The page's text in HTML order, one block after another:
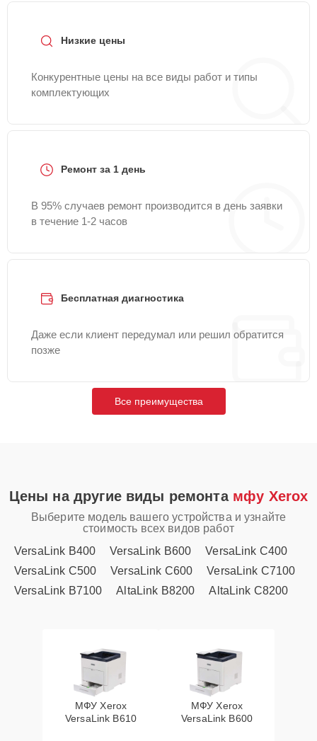
Низкие цены
Конкурентные цены на все виды работ и типы
комплектующих
Ремонт за 1 день
В 95% случаев ремонт производится в день заявки
в течение 1-2 часов
Бесплатная диагностика
Даже если клиент передумал или решил обратится
позже
Все преимущества
Цены на другие виды ремонта мфу Xerox
Выберите модель вашего устройства и узнайте
стоимость всех видов работ
VersaLink B400
VersaLink B600
VersaLink C400
VersaLink C500
VersaLink C600
VersaLink C7100
VersaLink B7100
AltaLink B8200 AltaLink C8200
МФУ Xerox
VersaLink B610
МФУ Xerox
VersaLink B600